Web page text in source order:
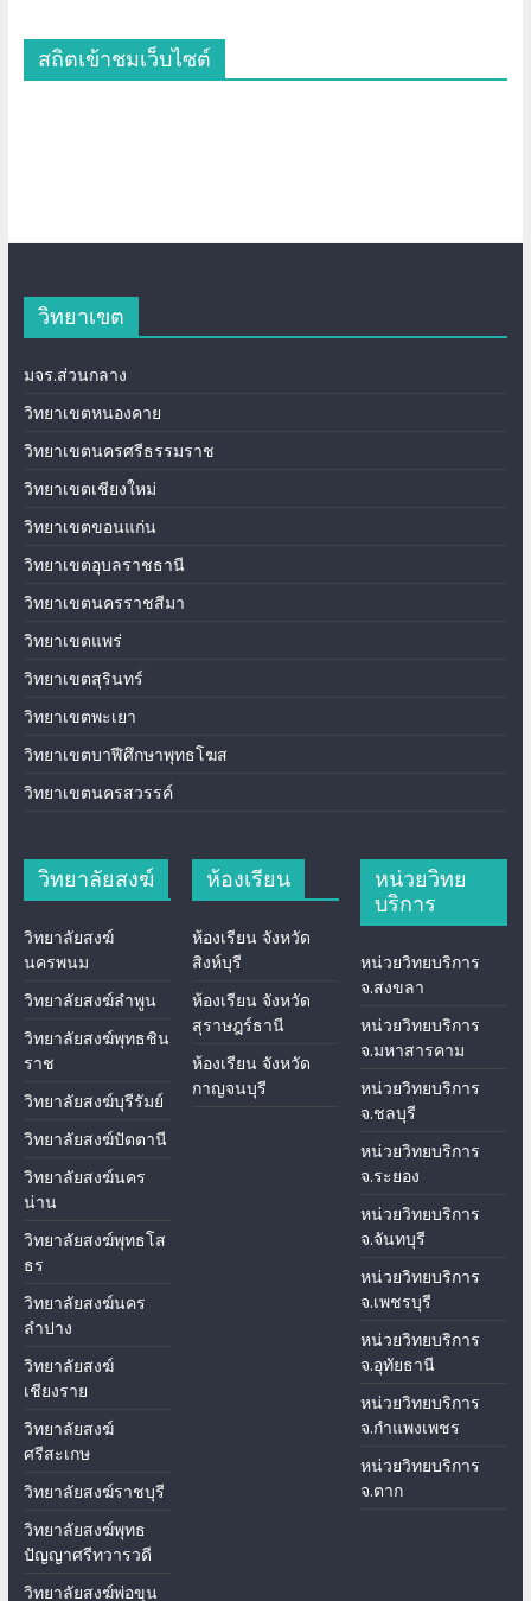
สถิตเข้าชมเว็บไซต์
วิทยาเขต
มจร.ส่วนกลาง
วิทยาเขตหนองคาย
วิทยาเขตนครศรีธรรมราช
วิทยาเขตเชียงใหม่
วิทยาเขตขอนแก่น
วิทยาเขตอุบลราชธานี
วิทยาเขตนครราชสีมา
วิทยาเขตแพร่
วิทยาเขตสุรินทร์
วิทยาเขตพะเยา
วิทยาเขตบาฬีศึกษาพุทธโฆส
วิทยาเขตนครสวรรค์
วิทยาลัยสงฆ์
วิทยาลัยสงฆ์
นครพนม
วิทยาลัยสงฆ์ลำพูน
วิทยาลัยสงฆ์พุทธชิน
ราช
วิทยาลัยสงฆ์บุรีรัมย์
วิทยาลัยสงฆ์ปัตตานี
วิทยาลัยสงฆ์นคร
น่าน
วิทยาลัยสงฆ์พุทธโส
ธร
วิทยาลัยสงฆ์นคร
ลำปาง
วิทยาลัยสงฆ์
เชียงราย
วิทยาลัยสงฆ์
ศรีสะเกษ
วิทยาลัยสงฆ์ราชบุรี
วิทยาลัยสงฆ์พุทธ
ปัญญาศรีทวารวดี
วิทยาลัยสงฆ์พ่อขุน
ห้องเรียน
ห้องเรียน จังหวัด
สิงห์บุรี
ห้องเรียน จังหวัด
สุราษฎร์ธานี
ห้องเรียน จังหวัด
กาญจนบุรี
หน่วยวิทย
บริการ
หน่วยวิทยบริการ
จ.สงขลา
หน่วยวิทยบริการ
จ.มหาสารคาม
หน่วยวิทยบริการ
จ.ชลบุรี
หน่วยวิทยบริการ
จ.ระยอง
หน่วยวิทยบริการ
จ.จันทบุรี
หน่วยวิทยบริการ
จ.เพชรบุรี
หน่วยวิทยบริการ
จ.อุทัยธานี
หน่วยวิทยบริการ
จ.กำแพงเพชร
หน่วยวิทยบริการ
จ.ตาก